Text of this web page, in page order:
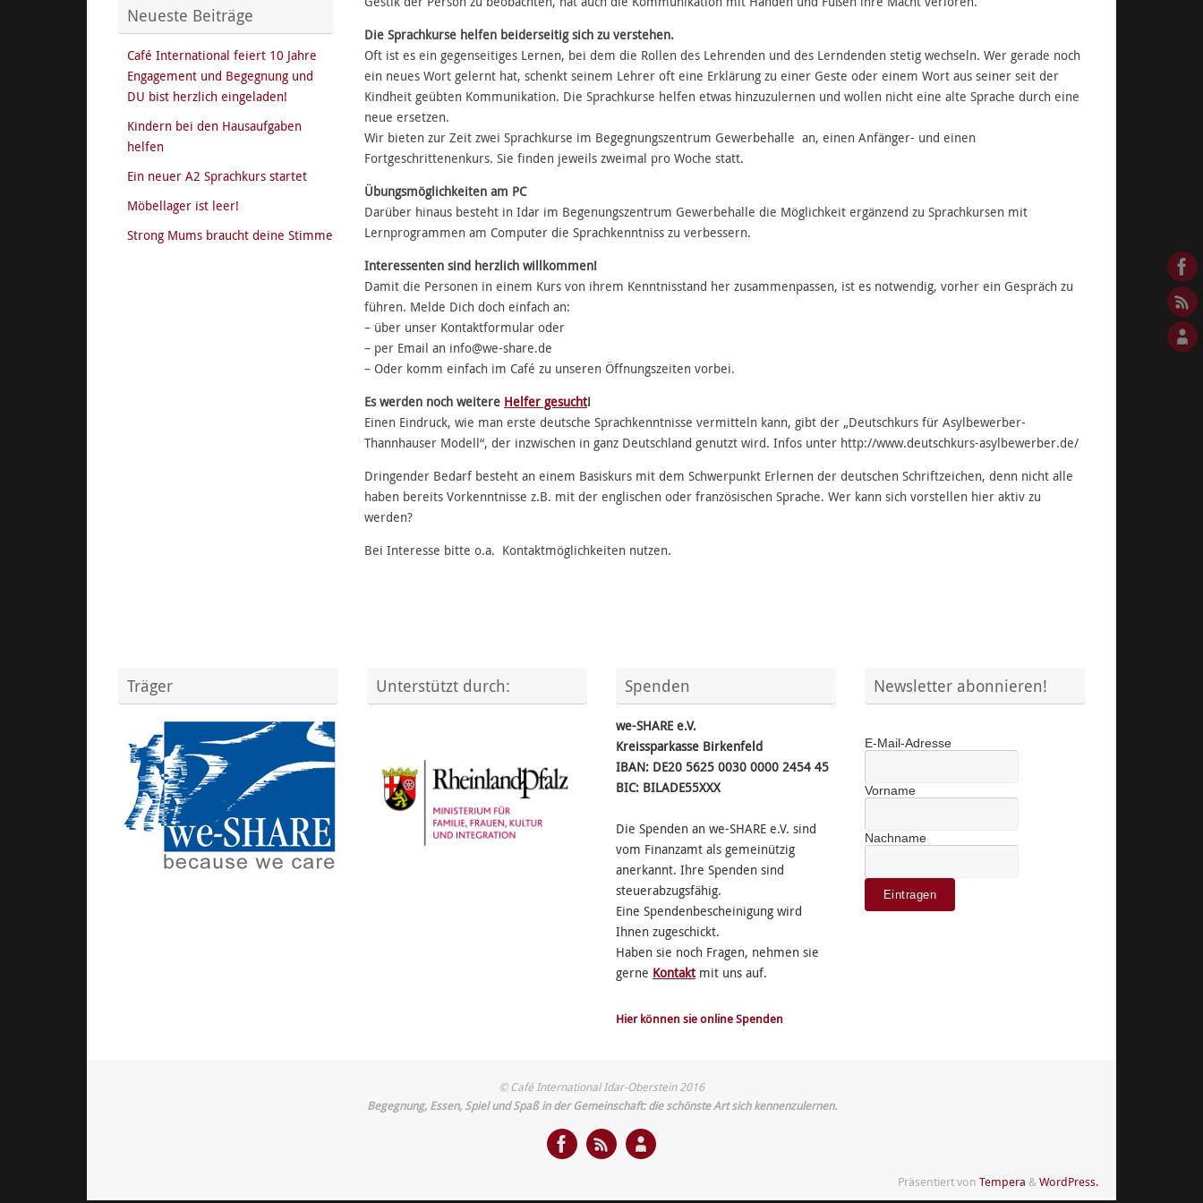
Die Sprachkurse helfen beiderseitig sich zu verstehen.
Oft ist es ein gegenseitiges Lernen, bei dem die Rollen des Lehrenden und des Lerndenden stetig wechseln. Wer gerade noch
ein neues Wort gelernt hat, schenkt seinem Lehrer oft eine Erklärung zu einer Geste oder einem Wort aus seiner seit der
Kindheit geübten Kommunikation. Die Sprachkurse helfen etwas hinzuzulernen und wollen nicht eine alte Sprache durch eine
neue ersetzen.
Wir bieten zur Zeit zwei Sprachkurse im Begegnungszentrum Gewerbehalle an, einen Anfänger- und einen
Fortgeschrittenenkurs. Sie finden jeweils zweimal pro Woche statt.
Übungsmöglichkeiten am PC
Darüber hinaus besteht in Idar im Begenungszentrum Gewerbehalle die Möglichkeit ergänzend zu Sprachkursen mit
Lernprogrammen am Computer die Sprachkenntniss zu verbessern.
Interessenten sind herzlich willkommen!
Damit die Personen in einem Kurs von ihrem Kenntnisstand her zusammenpassen, ist es notwendig, vorher ein Gespräch zu
führen. Melde Dich doch einfach an:
– über unser Kontaktformular oder
– per Email an info@we-share.de
– Oder komm einfach im Café zu unseren Öffnungszeiten vorbei.
Es werden noch weitere Helfer gesucht!
Einen Eindruck, wie man erste deutsche Sprachkenntnisse vermitteln kann, gibt der „Deutschkurs für Asylbewerber-
Thannhauser Modell“, der inzwischen in ganz Deutschland genutzt wird. Infos unter http://www.deutschkurs-asylbewerber.de/
Dringender Bedarf besteht an einem Basiskurs mit dem Schwerpunkt Erlernen der deutschen Schriftzeichen, denn nicht alle
haben bereits Vorkenntnisse z.B. mit der englischen oder französischen Sprache. Wer kann sich vorstellen hier aktiv zu
werden?
Bei Interesse bitte o.a. Kontaktmöglichkeiten nutzen.
Neueste Beiträge
Café International feiert 10 Jahre
Engagement und Begegnung und
DU bist herzlich eingeladen!
Kindern bei den Hausaufgaben
helfen
Ein neuer A2 Sprachkurs startet
Möbellager ist leer!
Strong Mums braucht deine Stimme
Träger Unterstützt durch: Spenden
we-SHARE e.V.
Kreissparkasse Birkenfeld
IBAN: DE20 5625 0030 0000 2454 45
BIC: BILADE55XXX
Die Spenden an we-SHARE e.V. sind
vom Finanzamt als gemeinützig
anerkannt. Ihre Spenden sind
steuerabzugsfähig.
Eine Spendenbescheinigung wird
Ihnen zugeschickt.
Haben sie noch Fragen, nehmen sie
gerne Kontaktmit uns auf.
Hier können sie online Spenden
Newsletter abonnieren!
E-Mail-Adresse
Vorname
Nachname
© Café International Idar-Oberstein 2016
Begegnung, Essen, Spiel und Spaß in der Gemeinschaft: die schönste Art sich kennenzulernen.
Präsentiert von Tempera &WordPress.